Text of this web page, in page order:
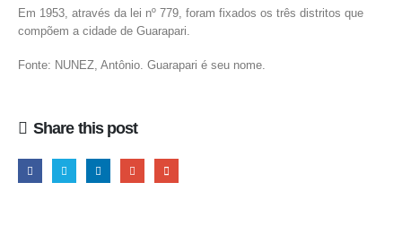
Em 1953, através da lei nº 779, foram fixados os três distritos que
compõem a cidade de Guarapari.
Fonte: NUNEZ, Antônio. Guarapari é seu nome.
Share this post